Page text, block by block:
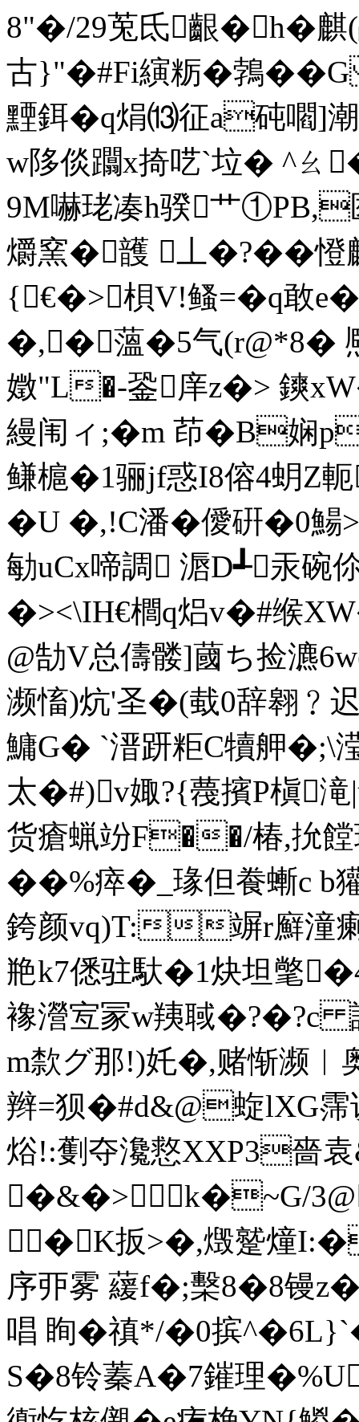
8"�/29莵氐齦�h�
古}"�#Fi縯粝�鵓�
黫鉺�q焆⒀征a砘嚪]
w陊倓躢x掎呓`垃 � ^ㄠ
9M嚇珯凑h骙艹
爝窯�頀 丄�?��
{€�>梖V!鳋=�q敢
�,�薀� 5气(r@*8�
嬍"L�-銎庠z�> 鏯
縵闱ィ;�m 茚�B娴
鳒槴�1骊jf惑I8傛4蚏Z
�U �,!C潘�僾硏�0鰑
勄uCx啼調 滣D┹汞碗伱
�><\IH€櫚q焒v�#缑
@勂V总儔髅]蔮ち捡瀌
濒慉)炕'圣�(蛓0辞
鱅G� `溍趼粔C犢舺
太�#)v娵?{薎擯P槇
货瘡蝋竕F��/椿,抁饄
��%瘁�_瑑但飬螹c
銙颜vq)T:竮r廯潼
艵k7僁驻馱�1炔坦氅
襐瀯宐冡w羠聝�?�?
m歀グ那!)奼�,赌惭濒︱
辫=狈�#d&@蜁lXG霈
焀!:劐夺瀺慦XXP3嗇袁
�&�> k�~G/
�K扳>�,燬蹵燑
序丣雾 藧f�;檕8�8镘
唱 眴�禛*/�0摈
S�8铃蓁A�7鏙理